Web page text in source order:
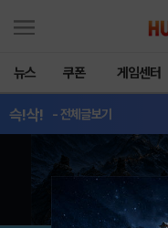
뉴스 쿠폰 게임센터
슥!삭! - 전체글보기